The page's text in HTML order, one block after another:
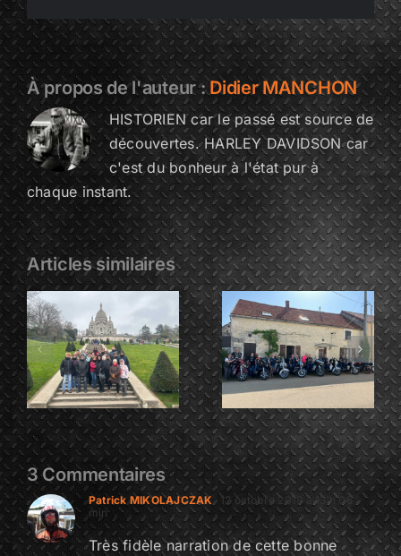
À propos de l'auteur :Didier MANCHON
HISTORIEN car le passé est source de
découvertes. HARLEY DAVIDSON car
c'est du bonheur à l'état pur à
chaque instant.
Articles similaires
PESSELIERES
3
CHATEAU
GAILLARD
3 Commentaires
Patrick MIKOLAJCZAK 12 octobre 2018 à 13 h 06
min
Très fidèle narration de cette bonne